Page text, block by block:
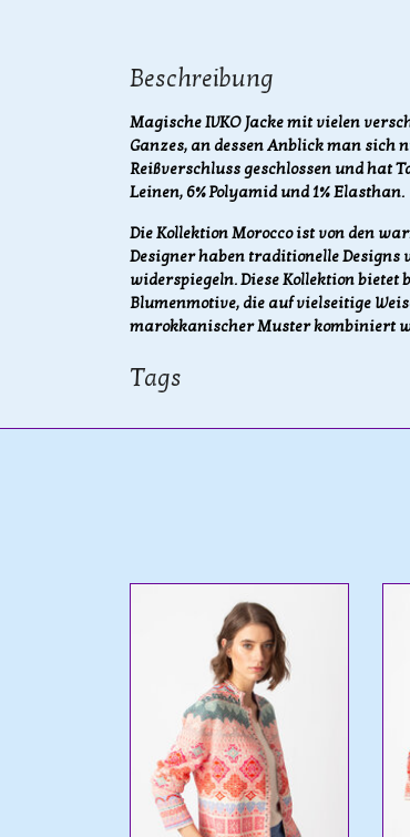
Beschreibung
Magische IVKO Jacke mit vielen
Ganzes, an dessen Anblick man sich
Reißverschluss geschlossen und hat
Leinen, 6% Polyamid und 1% Elasthan.
Die Kollektion Morocco ist von den
Designer haben traditionelle Designs
widerspiegeln. Diese Kollektion
Blumenmotive, die auf vielseitige
marokkanischer Muster kombiniert
Tags